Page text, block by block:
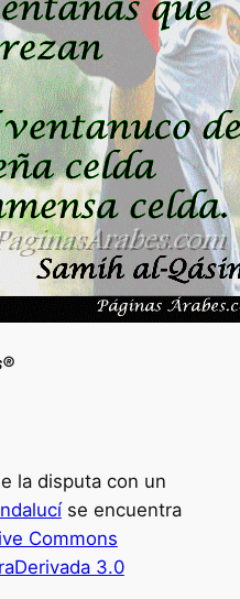
la disputa con un
se encuentra
Commons
3.0